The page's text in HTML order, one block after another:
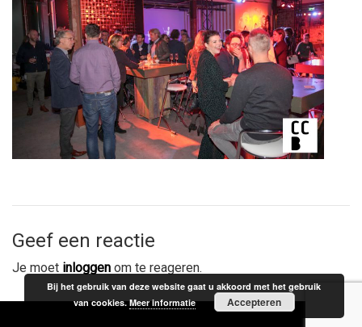
Geef een reactie
Je moet inloggen om te reageren.
Bij het gebruik van deze website gaat u akkoord met het gebruik
van cookies.Meer informatie Accepteren